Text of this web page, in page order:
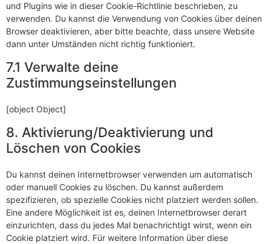
und Plugins wie in dieser Cookie-Richtlinie beschrieben, zu
verwenden. Du kannst die Verwendung von Cookies über deinen
Browser deaktivieren, aber bitte beachte, dass unsere Website
dann unter Umständen nicht richtig funktioniert.
7.1 Verwalte deine
Zustimmungseinstellungen
[object Object]
8. Aktivierung/Deaktivierung und
Löschen von Cookies
Du kannst deinen Internetbrowser verwenden um automatisch
oder manuell Cookies zu löschen. Du kannst außerdem
spezifizieren, ob spezielle Cookies nicht platziert werden sollen.
Eine andere Möglichkeit ist es, deinen Internetbrowser derart
einzurichten, dass du jedes Mal benachrichtigt wirst, wenn ein
Cookie platziert wird. Für weitere Information über diese